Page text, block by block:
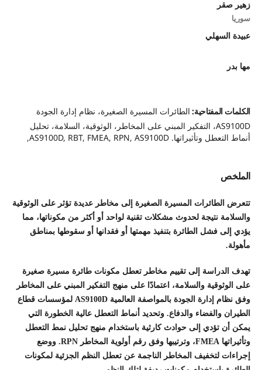
زهير صقر
سوريا
عبيدة السهلي
مها بدر
الكلمات المفتاحية: الطائرات المسيرة الصغيرة، نظام إدارة الجودة
AS9100D، التفكير المبني على المخاطر، الوثوقية، السلامة، تحليل
أنماط التعطل وتأثيراتها. AS9100D, RBT, FMEA, RPN, AS9100D,
الملخص
تتعرض الطائرات المسيرة الصغيرة إلى مخاطر عديدة تؤثر على الوثوقية
والسلامة نتيجة لحدوث مشكلات تقنية لواحد أو أكثر من مكوناتها، مما
يؤدي إلى فشل الطائرة بتنفيذ مهمتها أو فقدانها أو سقوطها بمناطق
مأهولة.
تهدف الدراسة إلى تقييم مخاطر تعطل مكونات طائرة مسيرة صغيرة
على الوثوقية والسلامة، اعتمادًا على منهج التفكير المبني على المخاطر
وفق نظام إدارة الجودة بالمواصفة العالمية AS9100Dلمؤسسات قطاع
الطيران والفضاء والدفاع. وتحديد أنماط التعطل عالية الخطورة التي
يمكن أن تؤدي إلى حوادث كارثية باستخدام منهج تحليل نمط التعطل
وتأثيراتها FMEA، وترتيبها وفق رقم أولوية المخاطر RPN. ووضع
إجراءات لتخفيف المخاطر الناجمة عن تعطل النظم الجزئية لمكونات